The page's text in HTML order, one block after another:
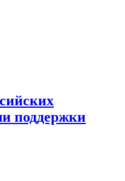
поддержки